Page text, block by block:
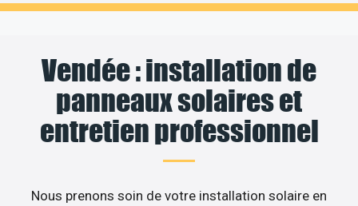
Vendée : installation de
panneaux solaires et
entretien professionnel
Nous prenons soin de votre installation solaire en